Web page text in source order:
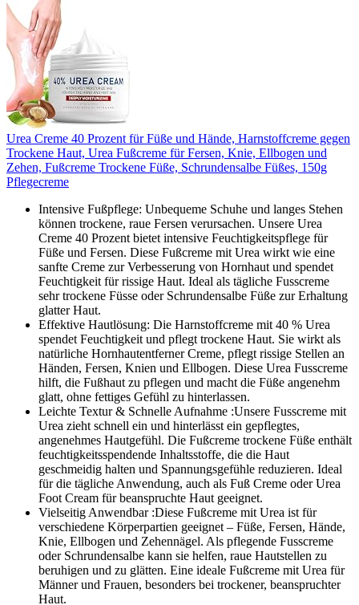
Urea Creme 40 Prozent für Füße und Hände, Harnstoffcreme gegen
Trockene Haut, Urea Fußcreme für Fersen, Knie, Ellbogen und
Zehen, Fußcreme Trockene Füße, Schrundensalbe Füßes, 150g
Pflegecreme
Intensive Fußpflege: Unbequeme Schuhe und langes Stehen
können trockene, raue Fersen verursachen. Unsere Urea
Creme 40 Prozent bietet intensive Feuchtigkeitspflege für
Füße und Fersen. Diese Fußcreme mit Urea wirkt wie eine
sanfte Creme zur Verbesserung von Hornhaut und spendet
Feuchtigkeit für rissige Haut. Ideal als tägliche Fusscreme
sehr trockene Füsse oder Schrundensalbe Füße zur Erhaltung
glatter Haut.
Effektive Hautlösung: Die Harnstoffcreme mit 40 % Urea
spendet Feuchtigkeit und pflegt trockene Haut. Sie wirkt als
natürliche Hornhautentferner Creme, pflegt rissige Stellen an
Händen, Fersen, Knien und Ellbogen. Diese Urea Fusscreme
hilft, die Fußhaut zu pflegen und macht die Füße angenehm
glatt, ohne fettiges Gefühl zu hinterlassen.
Leichte Textur & Schnelle Aufnahme :Unsere Fusscreme mit
Urea zieht schnell ein und hinterlässt ein gepflegtes,
angenehmes Hautgefühl. Die Fußcreme trockene Füße enthält
feuchtigkeitsspendende Inhaltsstoffe, die die Haut
geschmeidig halten und Spannungsgefühle reduzieren. Ideal
für die tägliche Anwendung, auch als Fuß Creme oder Urea
Foot Cream für beanspruchte Haut geeignet.
Vielseitig Anwendbar :Diese Fußcreme mit Urea ist für
verschiedene Körperpartien geeignet – Füße, Fersen, Hände,
Knie, Ellbogen und Zehennägel. Als pflegende Fusscreme
oder Schrundensalbe kann sie helfen, raue Hautstellen zu
beruhigen und zu glätten. Eine ideale Fußcreme mit Urea für
Männer und Frauen, besonders bei trockener, beanspruchter
Haut.